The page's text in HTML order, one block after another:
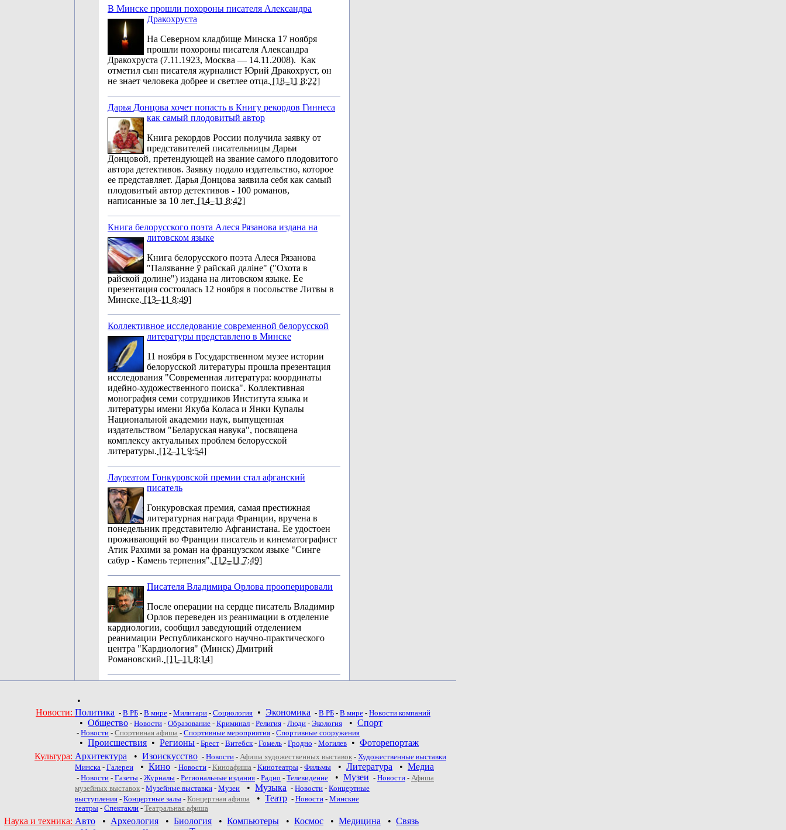
В Минске прошли похороны писателя Александра
Дракохруста
На Северном кладбище Минска 17 ноября
прошли похороны писателя Александра
Дракохруста (7.11.1923, Москва — 14.11.2008). Как
отметил сын писателя журналист Юрий Дракохруст, он
не знает человека добрее и светлее отца. [18–11 8:22]
Дарья Донцова хочет попасть в Книгу рекордов Гиннеса
как самый плодовитый автор
Книга рекордов России получила заявку от
представителей писательницы Дарьи
Донцовой, претендующей на звание самого плодовитого
автора детективов. Заявку подало издательство, которое
ее представляет. Дарья Донцова заявила себя как самый
плодовитый автор детективов - 100 романов,
написанные за 10 лет. [14–11 8:42]
Книга белорусского поэта Алеся Рязанова издана на
литовском языке
Книга белорусского поэта Алеся Рязанова
"Паляванне ў райскай даліне" ("Охота в
райской долине") издана на литовском языке. Ее
презентация состоялась 12 ноября в посольстве Литвы в
Минске. [13–11 8:49]
Коллективное исследование современной белорусской
литературы представлено в Минске
11 ноября в Государственном музее истории
белорусской литературы прошла презентация
исследования "Современная литература: координаты
идейно-художественного поиска". Коллективная
монография семи сотрудников Института языка и
литературы имени Якуба Коласа и Янки Купалы
Национальной академии наук, выпущенная
издательством "Беларуская навука", посвящена
комплексу актуальных проблем белорусской
литературы. [12–11 9:54]
Лауреатом Гонкуровской премии стал афганский
писатель
Гонкуровская премия, самая престижная
литературная награда Франции, вручена в
понедельник представителю Афганистана. Ее удостоен
проживающий во Франции писатель и кинематографист
Атик Рахими за роман на французском языке "Синге
сабур - Камень терпения". [12–11 7:49]
Писателя Владимира Орлова прооперировали
После операции на сердце писатель Владимир
Орлов переведен из реанимации в отделение
кардиологии, сообщил заведующий отделением
реанимации Республиканского научно-практического
центра "Кардиология" (Минск) Дмитрий
Романовский. [11–11 8:14]
•
Новости: Политика - В РБ - В мире - Милитари - Социология • Экономика - В РБ - В мире - Новости компаний
• Общество - Новости - Образование - Криминал - Религия - Люди - Экология • Спорт
- Новости - Спортивная афиша - Спортивные мероприятия - Спортивные сооружения
• Происшествия • Регионы - Брест - Витебск- Гомель - Гродно - Могилев • Фоторепортаж
Культура: Архитектура • Изоискусство - Новости - Афиша художественных выставок - Художественные выставки
Минска - Галереи • Кино - Новости - Киноафиша - Кинотеатры - Фильмы • Литература • Медиа
- Новости - Газеты - Журналы - Региональные издания - Радио - Телевидение • Музеи - Новости - Афиша
музейных выставок - Музейные выставки - Музеи • Музыка - Новости - Концертные
выступления - Концертные залы - Концертная афиша • Театр - Новoсти - Минские
театры - Спектакли - Театральная афиша
Наука и техника: Авто • Археология • Биология • Компьютеры • Космос • Медицина • Связь